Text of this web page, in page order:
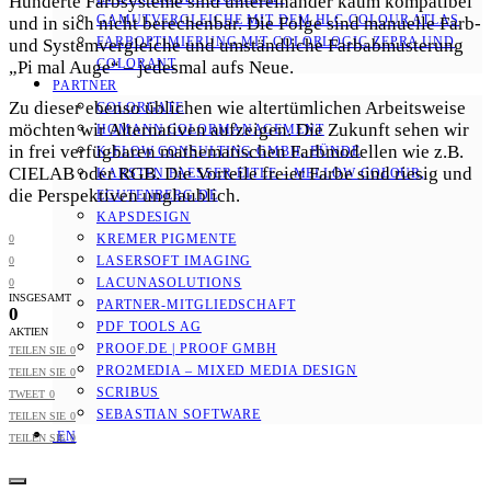
GAMUTVERGLEICHE MIT DEM HLC COLOUR ATLAS
FARBOPTIMIERUNG MIT COLORLOGIC ZEPRA UND
COLORANT
PARTNER
COLORGATE
HOMANN COLORMANAGEMENT
K-FLOW CONSULTING GMBH, BÜNDE
KARSTEN FAESSER-EITLE – MELLOW COLOUR, E
GUTENBERG.DE
KAPSDESIGN
KREMER PIGMENTE
LASERSOFT IMAGING
LACUNASOLUTIONS
PARTNER-MITGLIEDSCHAFT
PDF TOOLS AG
PROOF.DE | PROOF GMBH
PRO2MEDIA – MIXED MEDIA DESIGN
SCRIBUS
SEBASTIAN SOFTWARE
EN
und in sich nicht berechenbar. Die Folge sind manuelle Farb-
und Systemvergleiche und umständliche Farbabmusterung
„Pi mal Auge“ – jedesmal aufs Neue.
Zu dieser ebenso üblichen wie altertümlichen Arbeitsweise
möchten wir Alternativen aufzeigen. Die Zukunft sehen wir
in frei verfügbaren mathematischen Farbmodellen wie z.B.
CIELAB oder RGB. Die Vorteile freier Farbe sind riesig und
die Perspektiven unglaublich.
0
0
0
INSGESAMT
0
AKTIEN
TEILEN SIE 0
TEILEN SIE 0
TWEET 0
TEILEN SIE 0
TEILEN SIE 0